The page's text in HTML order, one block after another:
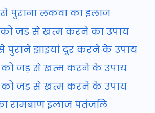
से पुराना लकवा का इलाज
जड़ से खत्म करने का उपाय
पुराने झाइयां दूर करने के उपाय
को जड़ से खत्म करने के उपाय
जड़ से खत्म करने के उपाय
रामबाण इलाज पतंजलि